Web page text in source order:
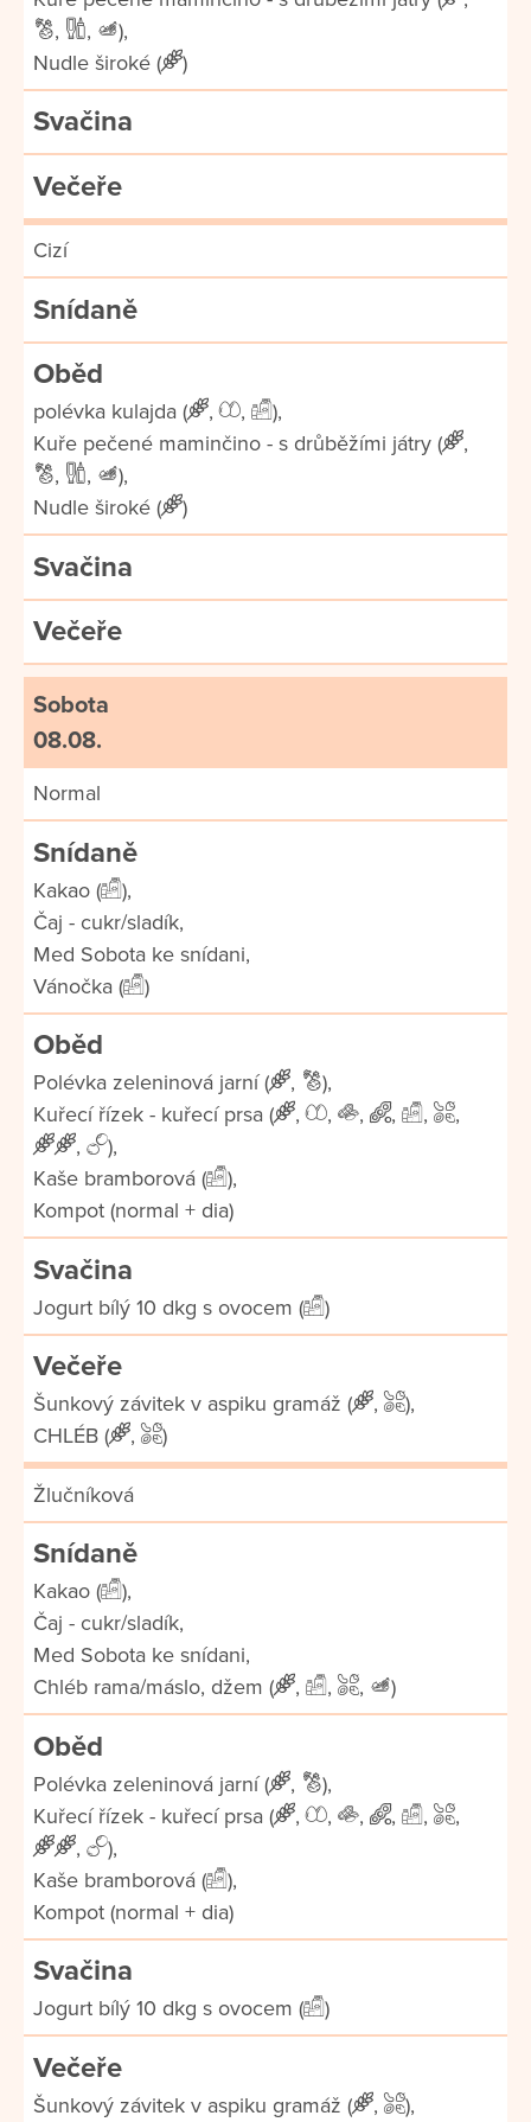
,
,
),
Nudle široké (
)
Svačina
Večeře
Cizí
Snídaně
Oběd
polévka kulajda ( , ,
),
Kuře pečené maminčino - s drůběžími játry (
,
,
,
),
Nudle široké (
)
Svačina
Večeře
Sobota
08.08.
Normal
Snídaně
Kakao (
),
Čaj - cukr/sladík,
Med Sobota ke snídani,
Vánočka (
)
Oběd
Polévka zeleninová jarní ( ,
),
Kuřecí řízek - kuřecí prsa (
, , , , ,
,
,
),
Kaše bramborová (
),
Kompot (normal + dia)
Svačina
Jogurt bílý 10 dkg s ovocem ( )
Večeře
Šunkový závitek v aspiku gramáž ( ,
),
CHLÉB (
, )
Žlučníková
Snídaně
Kakao (
),
Čaj - cukr/sladík,
Med Sobota ke snídani,
Chléb rama/máslo, džem (
, , , )
Oběd
Polévka zeleninová jarní ( ,
),
Kuřecí řízek - kuřecí prsa (
, , , , ,
,
,
),
Kaše bramborová (
),
Kompot (normal + dia)
Svačina
Jogurt bílý 10 dkg s ovocem ( )
Večeře
Šunkový závitek v aspiku gramáž ( ,
),